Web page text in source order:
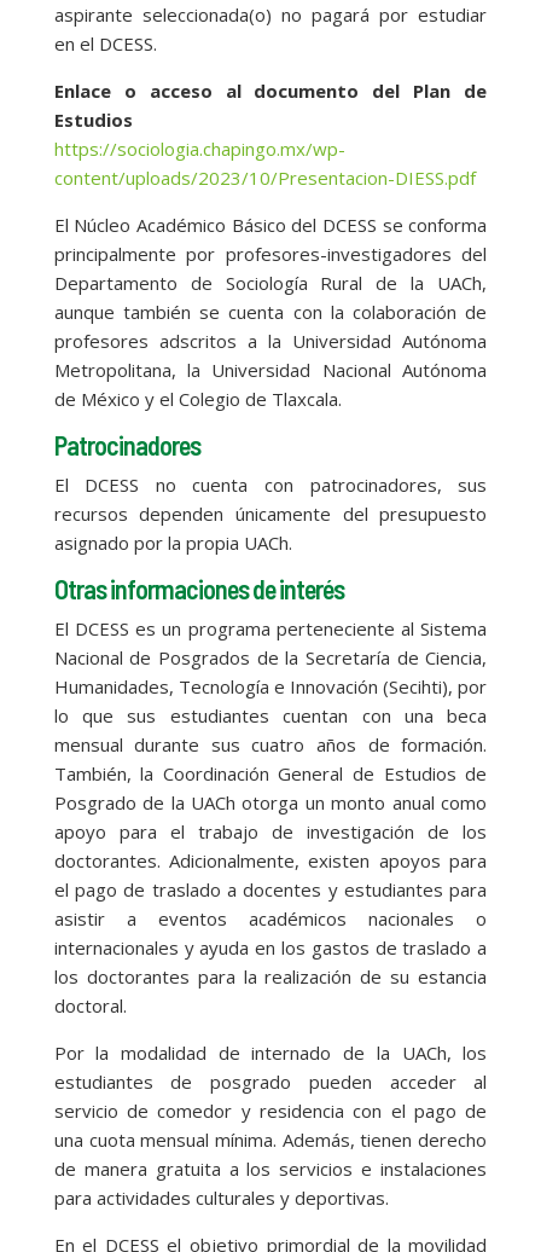
aspirante seleccionada(o) no pagará por estudiar
en el DCESS.
Enlace o acceso al documento del Plan de
Estudios
https://sociologia.chapingo.mx/wp-
content/uploads/2023/10/Presentacion-DIESS.pdf
El Núcleo Académico Básico del DCESS se conforma
principalmente por profesores-investigadores del
Departamento de Sociología Rural de la UACh,
aunque también se cuenta con la colaboración de
profesores adscritos a la Universidad Autónoma
Metropolitana, la Universidad Nacional Autónoma
de México y el Colegio de Tlaxcala.
Patrocinadores
El DCESS no cuenta con patrocinadores, sus
recursos dependen únicamente del presupuesto
asignado por la propia UACh.
Otras informaciones de interés
El DCESS es un programa perteneciente al Sistema
Nacional de Posgrados de la Secretaría de Ciencia,
Humanidades, Tecnología e Innovación (Secihti), por
lo que sus estudiantes cuentan con una beca
mensual durante sus cuatro años de formación.
También, la Coordinación General de Estudios de
Posgrado de la UACh otorga un monto anual como
apoyo para el trabajo de investigación de los
doctorantes. Adicionalmente, existen apoyos para
el pago de traslado a docentes y estudiantes para
asistir a eventos académicos nacionales o
internacionales y ayuda en los gastos de traslado a
los doctorantes para la realización de su estancia
doctoral.
Por la modalidad de internado de la UACh, los
estudiantes de posgrado pueden acceder al
servicio de comedor y residencia con el pago de
una cuota mensual mínima. Además, tienen derecho
de manera gratuita a los servicios e instalaciones
para actividades culturales y deportivas.
En el DCESS el objetivo primordial de la movilidad